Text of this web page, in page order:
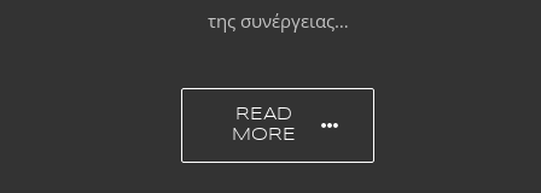
της συνέργειας…
READ
MORE